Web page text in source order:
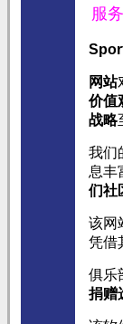
服
网站
价值
战略
我们
息丰
们社
该网
凭借
俱乐
捐赠